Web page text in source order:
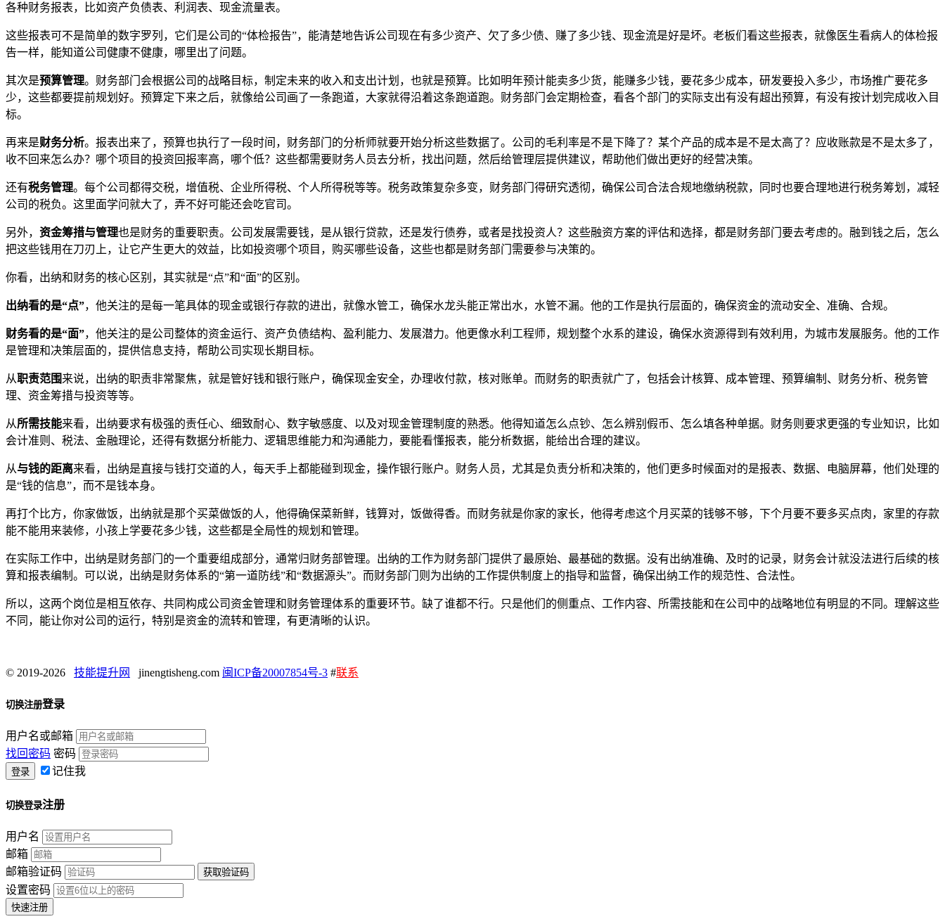
各种财务报表，比如资产负债表、利润表、现金流量表。
这些报表可不是简单的数字罗列，它们是公司的“体检报告”，能清楚地告诉公司现在有多少资产、欠了多少债、赚了多少钱、现金流是好是坏。老板们看这些报表，就像医生看病人的体检报
告一样，能知道公司健康不健康，哪里出了问题。
其次是预算管理。财务部门会根据公司的战略目标，制定未来的收入和支出计划，也就是预算。比如明年预计能卖多少货，能赚多少钱，要花多少成本，研发要投入多少，市场推广要花多
少，这些都要提前规划好。预算定下来之后，就像给公司画了一条跑道，大家就得沿着这条跑道跑。财务部门会定期检查，看各个部门的实际支出有没有超出预算，有没有按计划完成收入目
标。
再来是财务分析。报表出来了，预算也执行了一段时间，财务部门的分析师就要开始分析这些数据了。公司的毛利率是不是下降了？某个产品的成本是不是太高了？应收账款是不是太多了，
收不回来怎么办？哪个项目的投资回报率高，哪个低？这些都需要财务人员去分析，找出问题，然后给管理层提供建议，帮助他们做出更好的经营决策。
还有税务管理。每个公司都得交税，增值税、企业所得税、个人所得税等等。税务政策复杂多变，财务部门得研究透彻，确保公司合法合规地缴纳税款，同时也要合理地进行税务筹划，减轻
公司的税负。这里面学问就大了，弄不好可能还会吃官司。
另外， 资金筹措与管理也是财务的重要职责。公司发展需要钱，是从银行贷款，还是发行债券，或者是找投资人？这些融资方案的评估和选择，都是财务部门要去考虑的。融到钱之后，怎么
把这些钱用在刀刃上，让它产生更大的效益，比如投资哪个项目，购买哪些设备，这些也都是财务部门需要参与决策的。
你看，出纳和财务的核心区别，其实就是“点”和“面”的区别。
出纳看的是“点”，他关注的是每一笔具体的现金或银行存款的进出，就像水管工，确保水龙头能正常出水，水管不漏。他的工作是执行层面的，确保资金的流动安全、准确、合规。
财务看的是“面”，他关注的是公司整体的资金运行、资产负债结构、盈利能力、发展潜力。他更像水利工程师，规划整个水系的建设，确保水资源得到有效利用，为城市发展服务。他的工作
是管理和决策层面的，提供信息支持，帮助公司实现长期目标。
从职责范围来说，出纳的职责非常聚焦，就是管好钱和银行账户，确保现金安全，办理收付款，核对账单。而财务的职责就广了，包括会计核算、成本管理、预算编制、财务分析、税务管
理、资金筹措与投资等等。
从所需技能来看，出纳要求有极强的责任心、细致耐心、数字敏感度、以及对现金管理制度的熟悉。他得知道怎么点钞、怎么辨别假币、怎么填各种单据。财务则要求更强的专业知识，比如
会计准则、税法、金融理论，还得有数据分析能力、逻辑思维能力和沟通能力，要能看懂报表，能分析数据，能给出合理的建议。
从与钱的距离来看，出纳是直接与钱打交道的人，每天手上都能碰到现金，操作银行账户。财务人员，尤其是负责分析和决策的，他们更多时候面对的是报表、数据、电脑屏幕，他们处理的
是“钱的信息”，而不是钱本身。
再打个比方，你家做饭，出纳就是那个买菜做饭的人，他得确保菜新鲜，钱算对，饭做得香。而财务就是你家的家长，他得考虑这个月买菜的钱够不够，下个月要不要多买点肉，家里的存款
能不能用来装修，小孩上学要花多少钱，这些都是全局性的规划和管理。
在实际工作中，出纳是财务部门的一个重要组成部分，通常归财务部管理。出纳的工作为财务部门提供了最原始、最基础的数据。没有出纳准确、及时的记录，财务会计就没法进行后续的核
算和报表编制。可以说，出纳是财务体系的“第一道防线”和“数据源头”。而财务部门则为出纳的工作提供制度上的指导和监督，确保出纳工作的规范性、合法性。
所以，这两个岗位是相互依存、共同构成公司资金管理和财务管理体系的重要环节。缺了谁都不行。只是他们的侧重点、工作内容、所需技能和在公司中的战略地位有明显的不同。理解这些
不同，能让你对公司的运行，特别是资金的流转和管理，有更清晰的认识。
© 2019-2026 技能提升网 jinengtisheng.com 闽ICP备20007854号-3 #联系
切换注册登录
用户名或邮箱
找回密码 密码
记住我
切换登录注册
用户名
邮箱
邮箱验证码
设置密码